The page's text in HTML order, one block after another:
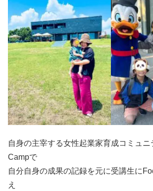
自身の主宰する女性起業家育成コミュ
Campで
自分自身の成果の記録を元に受講生に
え